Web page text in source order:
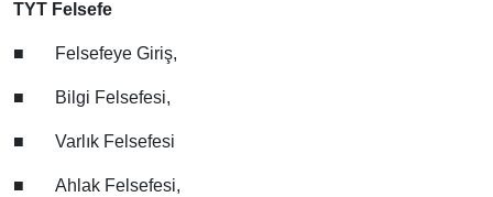
TYT Felsefe
■ Felsefeye Giriş,
■ Bilgi Felsefesi,
■ Varlık Felsefesi
■ Ahlak Felsefesi,